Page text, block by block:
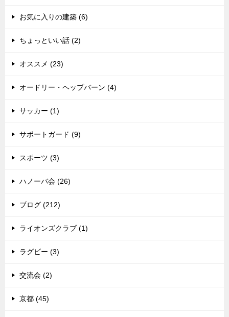
お気に入りの建築 (6)
ちょっといい話 (2)
オススメ (23)
オードリー・ヘップバーン (4)
サッカー (1)
サポートガード (9)
スポーツ (3)
ハノーバ会 (26)
ブログ (212)
ライオンズクラブ (1)
ラグビー (3)
交流会 (2)
京都 (45)